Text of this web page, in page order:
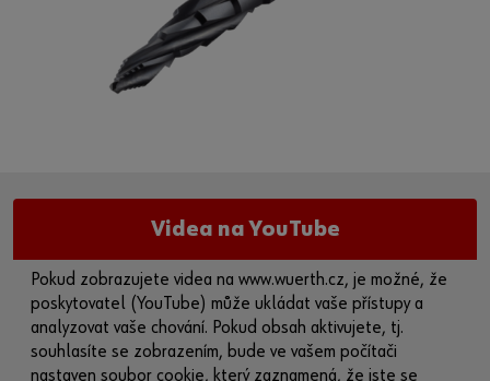
Videa na YouTube
Pokud zobrazujete videa na www.wuerth.cz, je možné, že
poskytovatel (YouTube) může ukládat vaše přístupy a
analyzovat vaše chování. Pokud obsah aktivujete, tj.
souhlasíte se zobrazením, bude ve vašem počítači
nastaven soubor cookie, který zaznamená, že jste se